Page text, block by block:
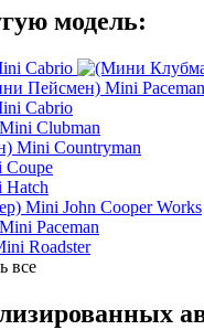
модель:
Cabrio
Mini Paceman
Cabrio
Mini Clubman
Mini Countryman
Coupe
Hatch
Mini John Cooper Works
Mini Paceman
Roadster
все